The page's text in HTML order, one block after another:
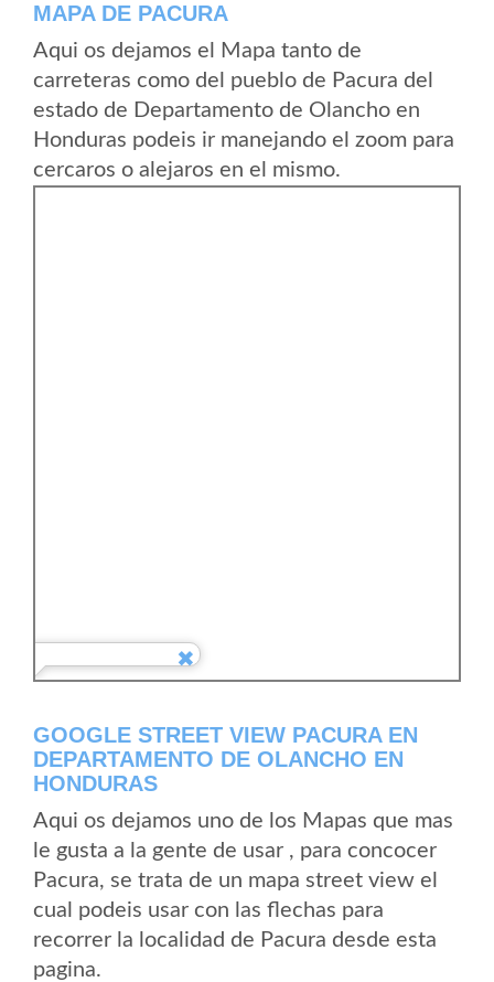
MAPA DE PACURA
Aqui os dejamos el Mapa tanto de
carreteras como del pueblo de Pacura del
estado de Departamento de Olancho en
Honduras podeis ir manejando el zoom para
cercaros o alejaros en el mismo.
GOOGLE STREET VIEW PACURA EN
DEPARTAMENTO DE OLANCHO EN
HONDURAS
Aqui os dejamos uno de los Mapas que mas
le gusta a la gente de usar , para concocer
Pacura, se trata de un mapa street view el
cual podeis usar con las flechas para
recorrer la localidad de Pacura desde esta
pagina.